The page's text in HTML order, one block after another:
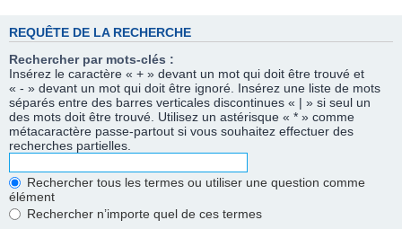
REQUÊTE DE LA RECHERCHE
Rechercher par mots-clés :
Insérez le caractère « + » devant un mot qui doit être trouvé et
« - » devant un mot qui doit être ignoré. Insérez une liste de mots
séparés entre des barres verticales discontinues « | » si seul un
des mots doit être trouvé. Utilisez un astérisque « * » comme
métacaractère passe-partout si vous souhaitez effectuer des
recherches partielles.
Rechercher tous les termes ou utiliser une question comme
élément
Rechercher n’importe quel de ces termes